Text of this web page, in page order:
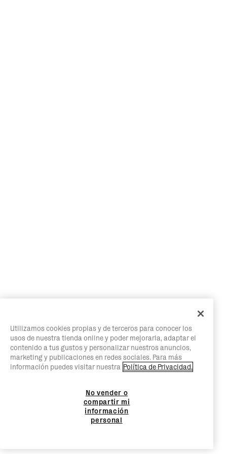
Utilizamos cookies propias y de terceros para conocer los
usos de nuestra tienda online y poder mejorarla, adaptar el
contenido a tus gustos y personalizar nuestros anuncios,
marketing y publicaciones en redes sociales. Para más
información puedes visitar nuestra Política de Privacidad.
No vender o
compartir mi
información
personal